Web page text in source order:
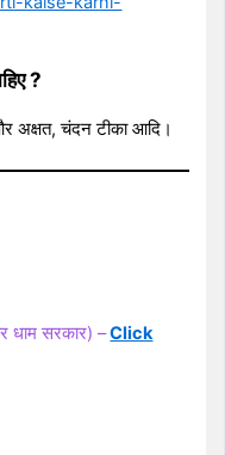
?
अक्षत, चंदन टीका आदि।
धाम सरकार) –Click